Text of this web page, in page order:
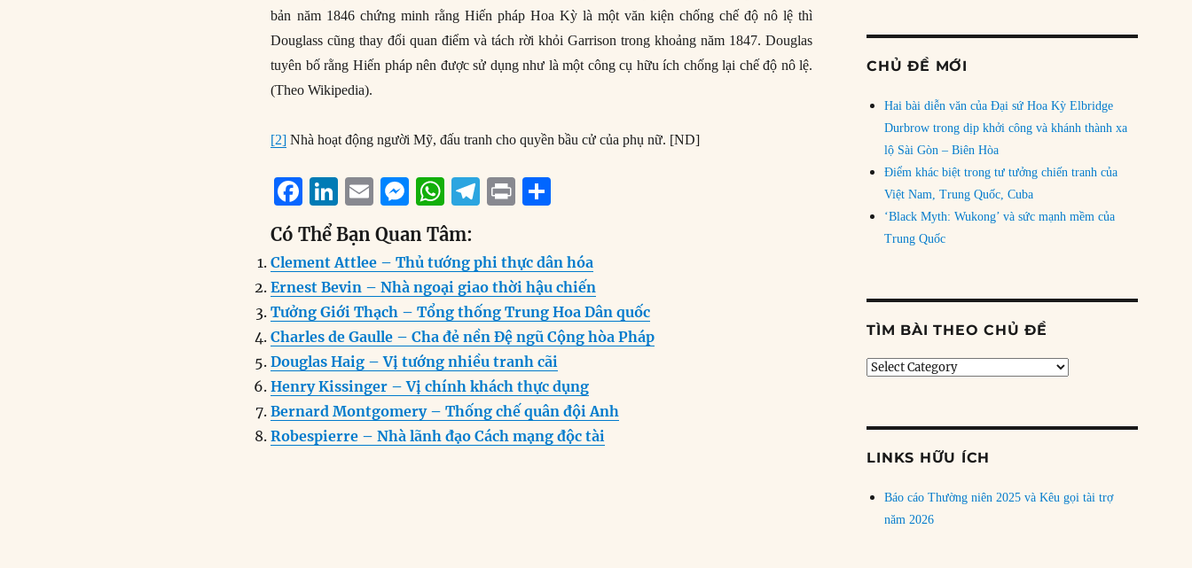
bản năm 1846 chứng minh rằng Hiến pháp Hoa Kỳ là một văn kiện chống chế độ nô lệ thì
Douglass cũng thay đổi quan điểm và tách rời khỏi Garrison trong khoảng năm 1847. Douglas
tuyên bố rằng Hiến pháp nên được sử dụng như là một công cụ hữu ích chống lại chế độ nô lệ.
(Theo Wikipedia).
[2] Nhà hoạt động người Mỹ, đấu tranh cho quyền bầu cử của phụ nữ. [ND]
F
a
c
e
b
o
o
k
Li
n
k
e
d
I
n
E
m
ai
l
M
ss
e
n
g
er
W
h
at
s
A
p
p
T
e
g
r
a
m
P
n
t
a
re
Có Thể Bạn Quan Tâm:
Clement Attlee – Thủ tướng phi thực dân hóa
Ernest Bevin – Nhà ngoại giao thời hậu chiến
Tưởng Giới Thạch – Tổng thống Trung Hoa Dân quốc
Charles de Gaulle – Cha đẻ nền Đệ ngũ Cộng hòa Pháp
Douglas Haig – Vị tướng nhiều tranh cãi
Henry Kissinger – Vị chính khách thực dụng
Bernard Montgomery – Thống chế quân đội Anh
Robespierre – Nhà lãnh đạo Cách mạng độc tài
CHỦ ĐỀ MỚI
Hai bài diễn văn của Đại sứ Hoa Kỳ Elbridge
Durbrow trong dịp khởi công và khánh thành xa
lộ Sài Gòn – Biên Hòa
Điểm khác biệt trong tư tưởng chiến tranh của
Việt Nam, Trung Quốc, Cuba
‘Black Myth: Wukong’ và sức mạnh mềm của
Trung Quốc
TÌM BÀI THEO CHỦ ĐỀ
Tìm
LINKS HỮU ÍCH
Báo cáo Thường niên 2025 và Kêu gọi tài trợ
năm 2026